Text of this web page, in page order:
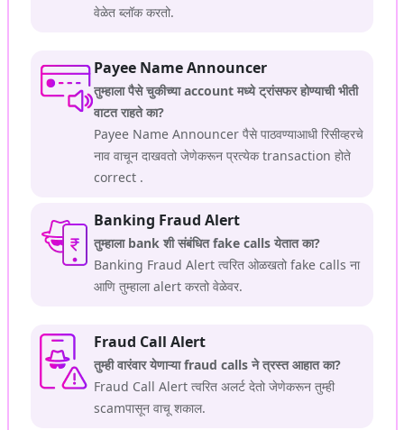
वेळेत ब्लॉक करतो.
Payee Name Announcer
तुम्हाला पैसे चुकीच्या account मध्ये ट्रांसफर होण्याची भीती
वाटत राहते का?
Payee Name Announcer पैसे पाठवण्याआधी रिसीव्हरचे
नाव वाचून दाखवतो जेणेकरून प्रत्येक transaction होते
correct .
Banking Fraud Alert
तुम्हाला bank शी संबंधित fake calls येतात का?
Banking Fraud Alert त्वरित ओळखतो fake calls ना
आणि तुम्हाला alert करतो वेळेवर.
Fraud Call Alert
तुम्ही वारंवार येणाऱ्या fraud calls ने त्रस्त आहात का?
Fraud Call Alert त्वरित अलर्ट देतो जेणेकरून तुम्ही
scamपासून वाचू शकाल.